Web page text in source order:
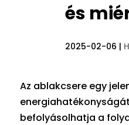
és
2025-02-06 |
Az ablakcsere egy
befolyásolhatja a